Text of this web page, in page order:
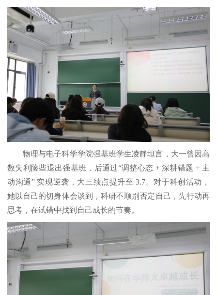
物理与电子科学学院强基班学生凌静坦言 ， 大一曾因高
数失利险些退出强基班，后通过“调整心态 + 深耕错题 + 主
动沟通” 实现逆袭，大三绩点提升至 3.7。对于科创活动，
她以自己的切身体会谈到， 科研不顺别否定自己，先行动再
思考 ， 在试错中找到自己成长的节奏。